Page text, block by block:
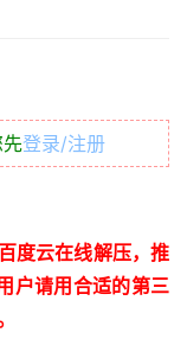
登录/注册
度云在线解压，推
户请用合适的第三